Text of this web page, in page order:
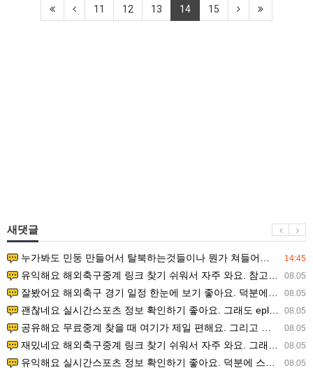
11 12 13 14 15
새댓글
14:45
누가봐도 민둥 만들어서 탈북하는것들이나 뭔가 쳐들어오는 낌새를 미리 알아차리기 위함이지 저걸 전쟁준비라고 하…
08.05
유익해요 해외축구중계 링크 찾기 쉬워서 자주 와요. 참고로 무료스포츠중계 정보 확인할 때 출처 꼭 체크해요.…
08.05
잘봤어요 해외축구 경기 일정 한눈에 보기 좋아요. 덕분에 epl중계 볼 때 공식 중계 채널 먼저 찾아봐요. …
08.05
괜찮네요 실시간스포츠 정보 확인하기 좋아요. 그래도 epl중계 볼 때 공식 중계 채널 먼저 찾아봐요. 북마크…
08.05
공유해요 무료중계 찾을 때 여기가 제일 편해요. 그리고 무료스포츠중계 정보 확인할 때 출처 꼭 체크해요. 앞…
08.05
재밌네요 해외축구중계 링크 찾기 쉬워서 자주 와요. 그래서 해외축구중계도 정식 서비스로 봐야 안전해요. 다음…
08.05
유익해요 실시간스포츠 정보 확인하기 좋아요. 덕분에 스포츠중계는 합법적인 경로로만 시청하려 해요. 좋은 정보…